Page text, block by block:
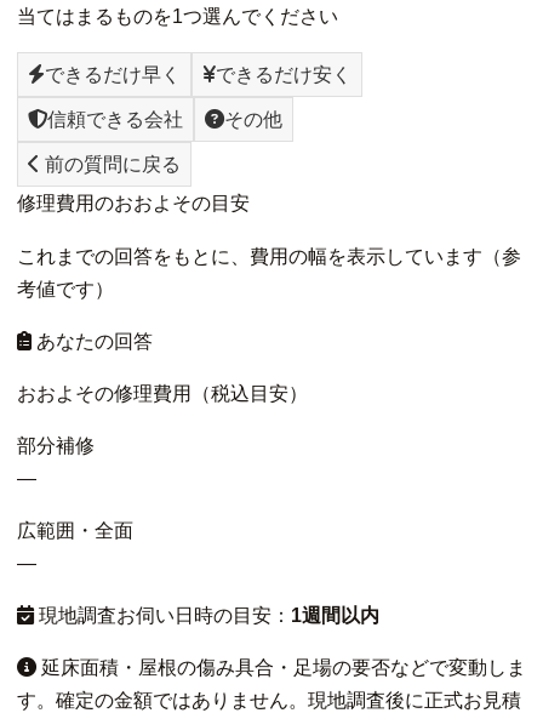
当てはまるものを1つ選んでください
できるだけ早く できるだけ安く
信頼できる会社 その他
前の質問に戻る
修理費用のおおよその目安
これまでの回答をもとに、費用の幅を表示しています（参
考値です）
あなたの回答
おおよその修理費用（税込目安）
部分補修
—
広範囲・全面
—
現地調査お伺い日時の目安： 1週間以内
延床面積・屋根の傷み具合・足場の要否などで変動しま
す。確定の金額ではありません。現地調査後に正式お見積